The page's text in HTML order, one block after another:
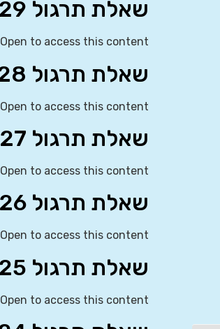
שאלת תרגול 29
Open to access this content
שאלת תרגול 28
Open to access this content
שאלת תרגול 27
Open to access this content
שאלת תרגול 26
Open to access this content
שאלת תרגול 25
Open to access this content